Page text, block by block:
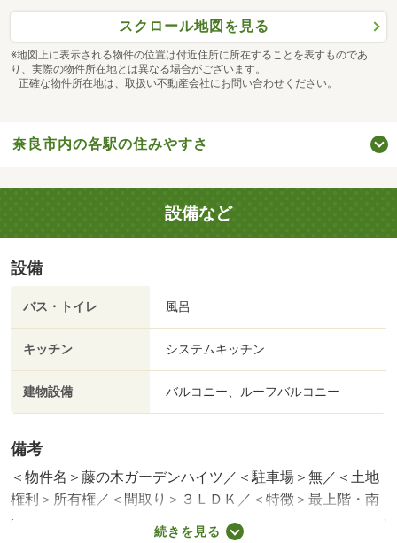
スクロール地図を見る
※地図上に表示される物件の位置は付近住所に所在することを表すものであ
り、実際の物件所在地とは異なる場合がございます。
正確な物件所在地は、取扱い不動産会社にお問い合わせください。
奈良市内の各駅の住みやすさ
設備など
設備
バス・トイレ 風呂
キッチン システムキッチン
建物設備 バルコニー、ルーフバルコニー
備考
＜物件名＞藤の木ガーデンハイツ／＜駐車場＞無／＜土地
権利＞所有権／＜間取り＞３ＬＤＫ／＜特徴＞最上階・南
西角住戸６０㎡超のルーフバルコニー付き開放感ある眺望
続きを見る